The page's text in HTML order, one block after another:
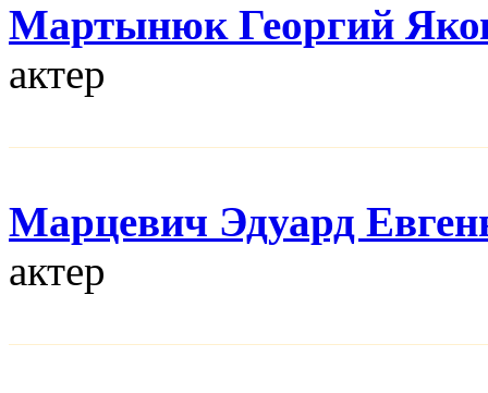
Мартынюк Георгий
актер
Марцевич Эдуард
актер